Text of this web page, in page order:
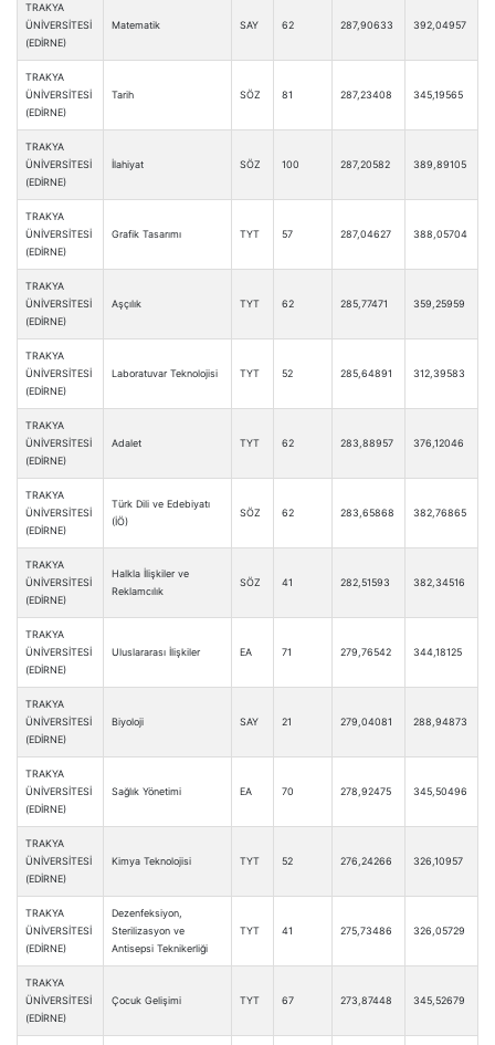
TRAKYA
ÜNİVERSİTESİ
(EDİRNE)
Matematik SAY 62 287,90633 392,04957
TRAKYA
ÜNİVERSİTESİ
(EDİRNE)
Tarih SÖZ 81 287,23408 345,19565
TRAKYA
ÜNİVERSİTESİ
(EDİRNE)
İlahiyat SÖZ 100 287,20582 389,89105
TRAKYA
ÜNİVERSİTESİ
(EDİRNE)
Grafik Tasarımı TYT 57 287,04627 388,05704
TRAKYA
ÜNİVERSİTESİ
(EDİRNE)
Aşçılık TYT 62 285,77471 359,25959
TRAKYA
ÜNİVERSİTESİ
(EDİRNE)
Laboratuvar Teknolojisi TYT 52 285,64891 312,39583
TRAKYA
ÜNİVERSİTESİ
(EDİRNE)
Adalet TYT 62 283,88957 376,12046
TRAKYA
ÜNİVERSİTESİ
(EDİRNE)
Türk Dili ve Edebiyatı
(İÖ)
SÖZ 62 283,65868 382,76865
TRAKYA
ÜNİVERSİTESİ
(EDİRNE)
Halkla İlişkiler ve
Reklamcılık
SÖZ 41 282,51593 382,34516
TRAKYA
ÜNİVERSİTESİ
(EDİRNE)
Uluslararası İlişkiler EA 71 279,76542 344,18125
TRAKYA
ÜNİVERSİTESİ
(EDİRNE)
Biyoloji SAY 21 279,04081 288,94873
TRAKYA
ÜNİVERSİTESİ
(EDİRNE)
Sağlık Yönetimi EA 70 278,92475 345,50496
TRAKYA
ÜNİVERSİTESİ
(EDİRNE)
Kimya Teknolojisi TYT 52 276,24266 326,10957
TRAKYA
ÜNİVERSİTESİ
(EDİRNE)
Dezenfeksiyon,
Sterilizasyon ve
Antisepsi Teknikerliği
TYT 41 275,73486 326,05729
TRAKYA
ÜNİVERSİTESİ
(EDİRNE)
Çocuk Gelişimi TYT 67 273,87448 345,52679